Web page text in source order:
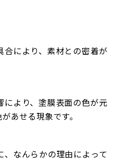
により、素材との密着が
により、塗膜表面の色が元
あせる現象です。
なんらかの理由によって